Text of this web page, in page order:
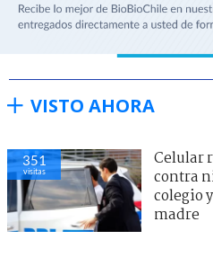
VISTO AHORA
351
visitas
Celular
contra
colegio
madre